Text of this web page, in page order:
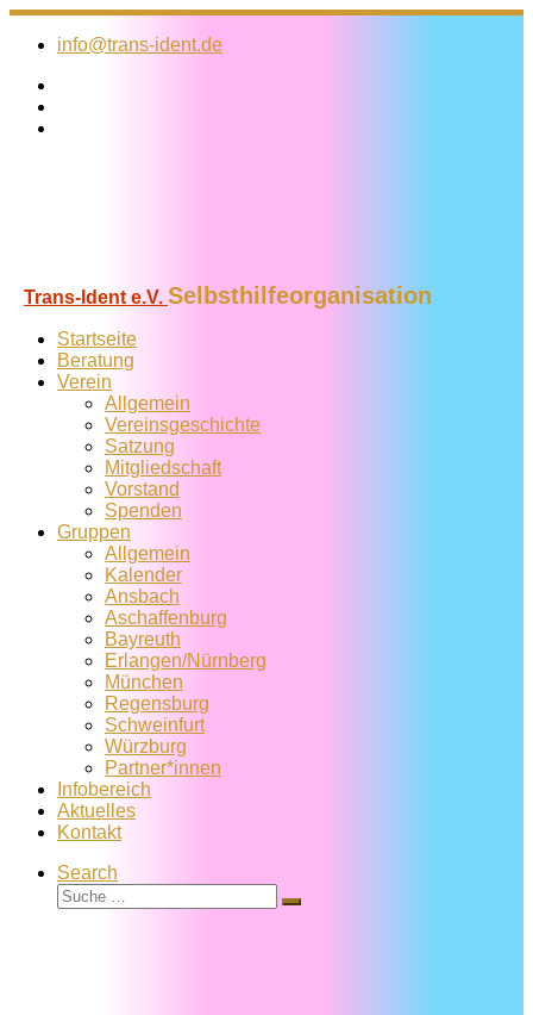
Zum
Inhalt
info@trans-ident.de
Trans-Ident e.V. Selbsthilfeorganisation
Startseite
Beratung
Verein
Allgemein
Vereins­geschichte
Satzung
Mitglied­schaft
Vorstand
Spenden
Gruppen
Allgemein
Kalender
Ansbach
Aschaffenburg
Bayreuth
Erlangen/Nürnberg
München
Regensburg
Schweinfurt
Würzburg
Partner*innen
Infobereich
Aktuelles
Kontakt
Search
Suche
Suche